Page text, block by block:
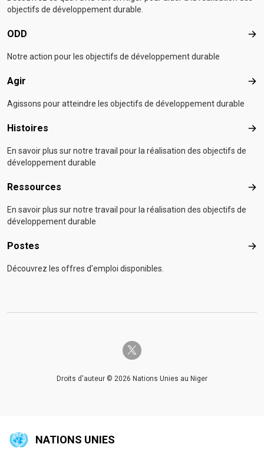
objectifs de développement durable.
ODD
Notre action pour les objectifs de développement durable
Agir Agir
Agissons pour atteindre les objectifs de développement durable
Histoires
En savoir plus sur notre travail pour la réalisation des objectifs de
développement durable
Ressources
En savoir plus sur notre travail pour la réalisation des objectifs de
développement durable
Postes
Découvrez les offres d'emploi disponibles.
twitter-x
Droits d'auteur © 2026 Nations Unies au Niger
NATIONS UNIES